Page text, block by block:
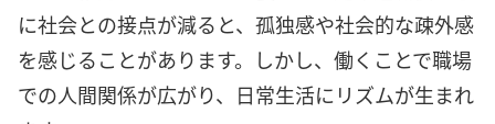
に社会との接点が減ると、孤独感や社会的な疎外感
を感じることがあります。しかし、働くことで職場
での人間関係が広がり、日常生活にリズムが生まれ